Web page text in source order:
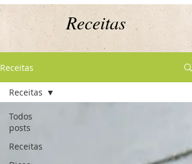
Receitas
Receitas
Todos
posts
Receitas
Receitas